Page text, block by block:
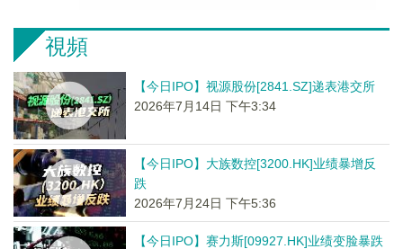
視頻
【今日IPO】视源股份[2841.SZ]递表港交所
2026年7月14日 下午3:34
【今日IPO】大族数控[3200.HK]业绩暴增反
跌
2026年7月24日 下午5:36
【今日IPO】赛力斯[09927.HK]业绩变脸暴跌